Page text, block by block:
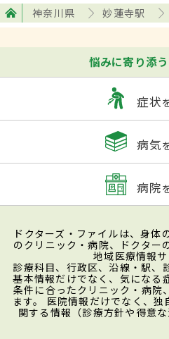
神奈川県 妙蓮寺駅
悩みに寄り添
症状
病気
病院
ドクターズ・ファイルは、身体
のクリニック・病院、ドクター
地域医療情報サ
診療科目、行政区、沿線・駅、
基本情報だけでなく、気になる
条件に合ったクリニック・病院
ます。 医院情報だけでなく、
関する情報（診療方針や得意